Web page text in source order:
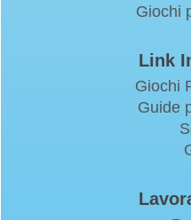
Giochi
Link
Giochi
Guide